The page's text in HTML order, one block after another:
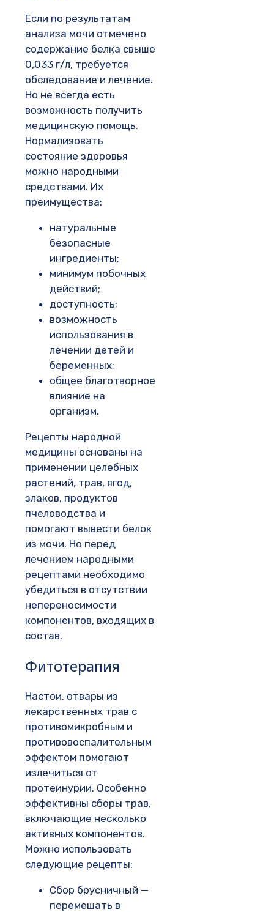
Если по результатам
анализа мочи отмечено
содержание белка свыше
0,033 г/л, требуется
обследование и лечение.
Но не всегда есть
возможность получить
медицинскую помощь.
Нормализовать
состояние здоровья
можно народными
средствами. Их
преимущества:
натуральные
безопасные
ингредиенты;
минимум побочных
действий;
доступность;
возможность
использования в
лечении детей и
беременных;
общее благотворное
влияние на
организм.
Рецепты народной
медицины основаны на
применении целебных
растений, трав, ягод,
злаков, продуктов
пчеловодства и
помогают вывести белок
из мочи. Но перед
лечением народными
рецептами необходимо
убедиться в отсутствии
непереносимости
компонентов, входящих в
состав.
Фитотерапия
Настои, отвары из
лекарственных трав с
противомикробным и
противовоспалительным
эффектом помогают
излечиться от
протеинурии. Особенно
эффективны сборы трав,
включающие несколько
активных компонентов.
Можно использовать
следующие рецепты:
Сбор брусничный —
перемешать в